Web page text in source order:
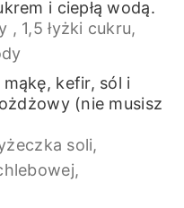
i ciepłą wodą.
, 1,5 łyżki cukru,
kefir, sól i
(nie musisz
soli,